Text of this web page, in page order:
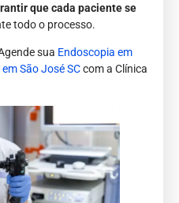
que cada paciente se
todo o processo.
sua Endoscopia em
São José SCcom a Clínica